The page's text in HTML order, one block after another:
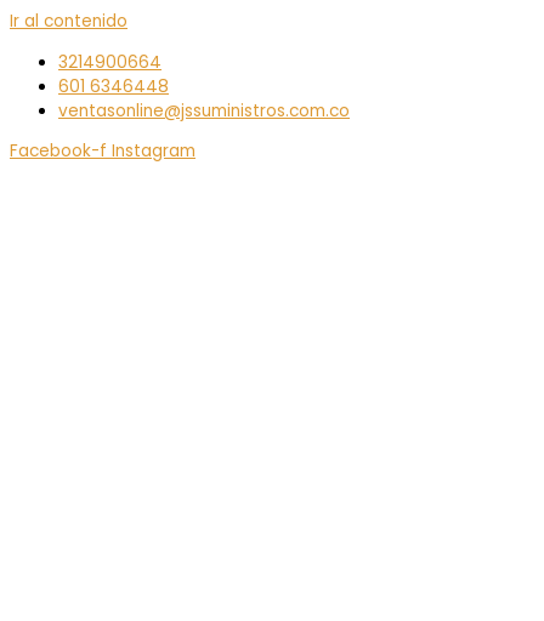
Ir al contenido
3214900664
601 6346448
ventasonline@jssuministros.com.co
Facebook-f Instagram